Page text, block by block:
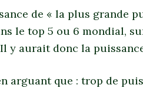
de « la plus grande
le top 5 ou 6 mondial,
y aurait donc la
arguant que : trop de